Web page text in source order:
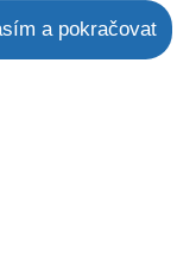
a pokračovat